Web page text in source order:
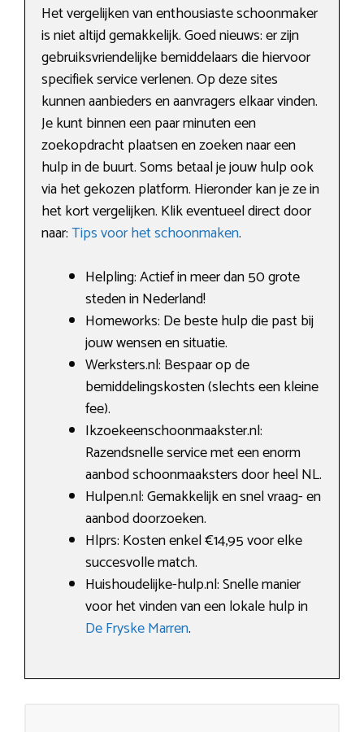
Het vergelijken van enthousiaste schoonmaker
is niet altijd gemakkelijk. Goed nieuws: er zijn
gebruiksvriendelijke bemiddelaars die hiervoor
specifiek service verlenen. Op deze sites
kunnen aanbieders en aanvragers elkaar vinden.
Je kunt binnen een paar minuten een
zoekopdracht plaatsen en zoeken naar een
hulp in de buurt. Soms betaal je jouw hulp ook
via het gekozen platform. Hieronder kan je ze in
het kort vergelijken. Klik eventueel direct door
naar:Tips voor het schoonmaken.
Helpling: Actief in meer dan 50 grote
steden in Nederland!
Homeworks: De beste hulp die past bij
jouw wensen en situatie.
Werksters.nl: Bespaar op de
bemiddelingskosten (slechts een kleine
fee).
Ikzoekeenschoonmaakster.nl:
Razendsnelle service met een enorm
aanbod schoonmaaksters door heel NL.
Hulpen.nl: Gemakkelijk en snel vraag- en
aanbod doorzoeken.
Hlprs: Kosten enkel €14,95 voor elke
succesvolle match.
Huishoudelijke-hulp.nl: Snelle manier
voor het vinden van een lokale hulp in
De Fryske Marren.